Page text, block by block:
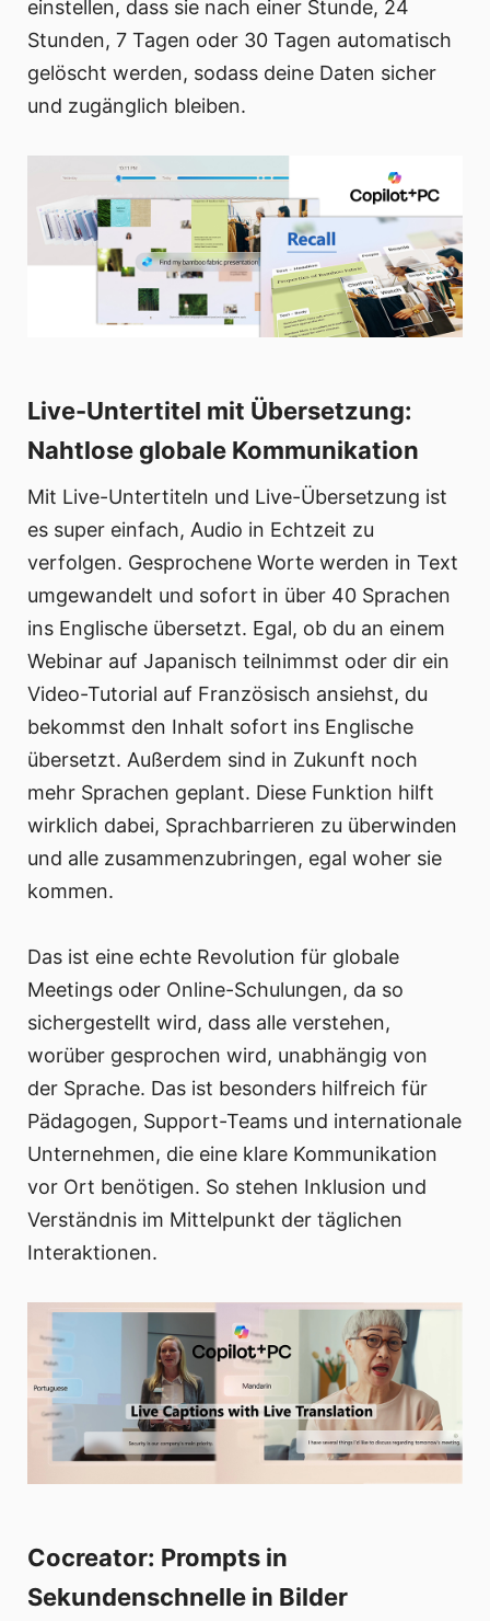
einstellen, dass sie nach einer Stunde, 24
Stunden, 7 Tagen oder 30 Tagen automatisch
gelöscht werden, sodass deine Daten sicher
und zugänglich bleiben.
Live-Untertitel mit Übersetzung:
Nahtlose globale Kommunikation
Mit Live-Untertiteln und Live-Übersetzung ist
es super einfach, Audio in Echtzeit zu
verfolgen. Gesprochene Worte werden in Text
umgewandelt und sofort in über 40 Sprachen
ins Englische übersetzt. Egal, ob du an einem
Webinar auf Japanisch teilnimmst oder dir ein
Video-Tutorial auf Französisch ansiehst, du
bekommst den Inhalt sofort ins Englische
übersetzt. Außerdem sind in Zukunft noch
mehr Sprachen geplant. Diese Funktion hilft
wirklich dabei, Sprachbarrieren zu überwinden
und alle zusammenzubringen, egal woher sie
kommen.
Das ist eine echte Revolution für globale
Meetings oder Online-Schulungen, da so
sichergestellt wird, dass alle verstehen,
worüber gesprochen wird, unabhängig von
der Sprache. Das ist besonders hilfreich für
Pädagogen, Support-Teams und internationale
Unternehmen, die eine klare Kommunikation
vor Ort benötigen. So stehen Inklusion und
Verständnis im Mittelpunkt der täglichen
Interaktionen.
Cocreator: Prompts in
Sekundenschnelle in Bilder